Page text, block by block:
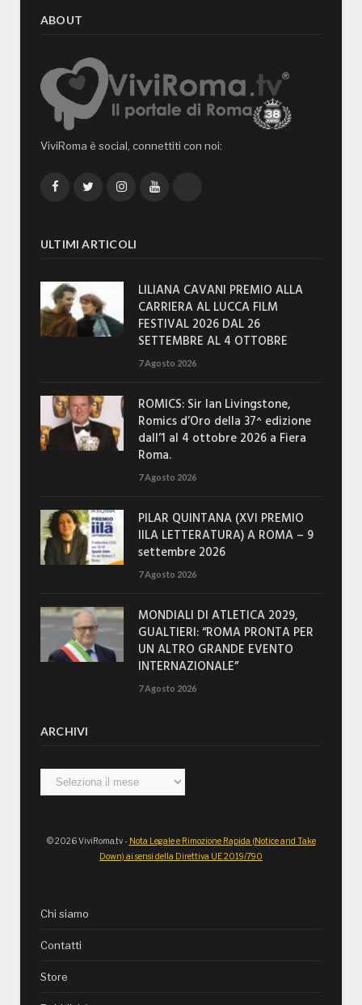
ABOUT
ViviRoma è social, connettiti con noi:
FacebookTwitterInstagramYouTube
ULTIMI ARTICOLI
LILIANA CAVANI PREMIO ALLA
CARRIERA AL LUCCA FILM
FESTIVAL 2026 DAL 26
SETTEMBRE AL 4 OTTOBRE
7 Agosto 2026
ROMICS: Sir Ian Livingstone,
Romics d’Oro della 37^ edizione
dall’1 al 4 ottobre 2026 a Fiera
Roma.
7 Agosto 2026
PILAR QUINTANA (XVI PREMIO
IILA LETTERATURA) A ROMA – 9
settembre 2026
7 Agosto 2026
MONDIALI DI ATLETICA 2029,
GUALTIERI: “ROMA PRONTA PER
UN ALTRO GRANDE EVENTO
INTERNAZIONALE”
7 Agosto 2026
ARCHIVI
Archivi
© 2026 ViviRoma.tv - Nota Legale e Rimozione Rapida (Notice and Take
Down) ai sensi della Direttiva UE 2019/790
Chi siamo
Contatti
Store